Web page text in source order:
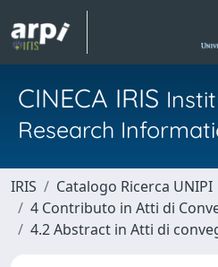
CINECA IRIS
Research
IRIS
Catalogo Ricerca UNIPI
4 Contributo in Atti di
4.2 Abstract in Atti di